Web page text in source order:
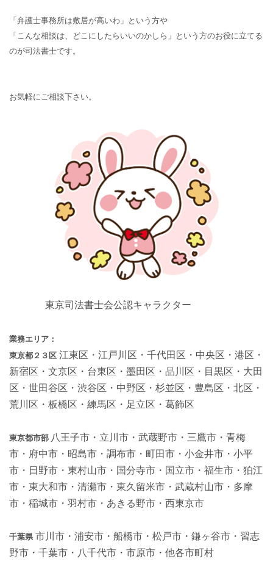
「弁護士事務所は敷居が高いわ」という方や
「こんな相談は、どこにしたらいいのかしら」という方のお役に立てる
のが司法書士です。
お気軽にご相談下さい。
東京司法書士会公認キャラクター
業務エリア：
東京都 ２３区 江東区・江戸川区・千代田区・中央区・港区・
新宿区・文京区・台東区・墨田区・品川区・目黒区・大田
区・世田谷区・渋谷区・中野区・杉並区・豊島区・北区・
荒川区・板橋区・練馬区・足立区・葛飾区
東京都市部 八王子市・立川市・武蔵野市・三鷹市・青梅
市・府中市・昭島市・調布市・町田市・小金井市・小平
市・日野市・東村山市・国分寺市・国立市・福生市・狛江
市・東大和市・清瀬市・東久留米市・武蔵村山市・多摩
市・稲城市・羽村市・あきる野市・西東京市
千葉県 市川市・浦安市・船橋市・松戸市・鎌ヶ谷市・習志
野市・千葉市・八千代市・市原市・他各市町村